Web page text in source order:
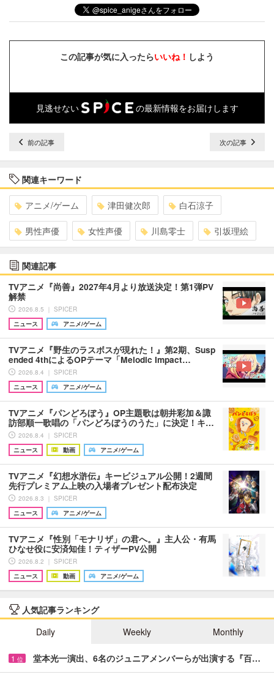
この記事が気に入ったらいいね！ しよう
見逃せない の最新情報をお届けします
前の記事 次の記事
関連キーワード
アニメ/ゲーム 津田健次郎 白石涼子
男性声優 女性声優 川島零士 引坂理絵
関連記事
TVアニメ『尚善』2027年4月より放送決定！第1弾PV
解禁
2026.8.5 ｜ SPICER
ニュース
アニメ/ゲーム
TVアニメ『野生のラスボスが現れた！』第2期、Susp
ended 4thによるOPテーマ「Melodic Impact…
2026.8.4 ｜ SPICER
ニュース
アニメ/ゲーム
TVアニメ『パンどろぼう』OP主題歌は朝井彩加＆諏
訪部順一歌唱の「パンどろぼうのうた」に決定！キ…
2026.8.4 ｜ SPICER
ニュース
動画 アニメ/ゲーム
TVアニメ『幻想水滸伝』キービジュアル公開！2週間
先行プレミアム上映の入場者プレゼント配布決定
2026.8.3 ｜ SPICER
ニュース
アニメ/ゲーム
TVアニメ『性別「モナリザ」の君へ。』主人公・有馬
ひなせ役に安済知佳！ティザーPV公開
2026.8.2 ｜ SPICER
ニュース
動画 アニメ/ゲーム
人気記事ランキング
Daily
Weekly Monthly
1 位 堂本光一演出、6名のジュニアメンバーらが出演する『百…